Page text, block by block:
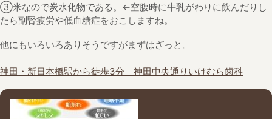
③米なので炭水化物である。←空腹時に牛乳がわりに飲んだりし
たら副腎疲労や低血糖症をおこしますね。
他にもいろいろありそうですがまずはざっと。
神田・新日本橋駅から徒歩3分 神田中央通りいけむら歯科